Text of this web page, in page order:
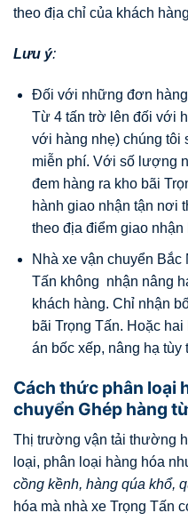
theo địa chỉ của khách hàng
Lưu ý:
Đối với những đơn
Từ 4 tấn trờ lên đối với
với hàng nhẹ) chúng tôi
miễn phí. Với số lượng
đem hàng ra kho bãi
hành giao nhận tận nơi
theo địa điểm giao nhận
Nhà xe vận chuyển
Tấn không nhận nâng
khách hàng. Chỉ nhận
bãi Trọng Tấn. Hoặc
án bốc xếp, nâng hạ tùy
Cách thức phân loại
chuyển Ghép hàng
Thị trường vận tải thường
loại, phân loại hàng hóa
cồng kềnh, hàng qúa khổ,
hóa mà nhà xe Trọng Tấn